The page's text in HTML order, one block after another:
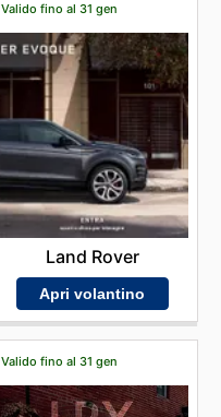
Valido fino al 31 gen
Land Rover
Apri volantino
Valido fino al 31 gen